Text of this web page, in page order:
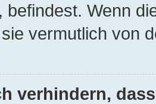
befindest. Wenn
vermutlich von
verhindern,